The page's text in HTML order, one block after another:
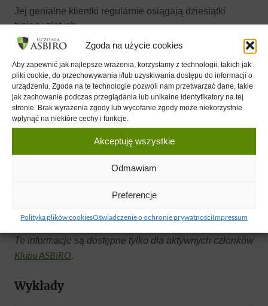
Zgoda na użycie cookies
Aby zapewnić jak najlepsze wrażenia, korzystamy z technologii, takich jak
pliki cookie, do przechowywania i/lub uzyskiwania dostępu do informacji o
urządzeniu. Zgoda na te technologie pozwoli nam przetwarzać dane, takie
jak zachowanie podczas przeglądania lub unikalne identyfikatory na tej
stronie. Brak wyrażenia zgody lub wycofanie zgody może niekorzystnie
wpłynąć na niektóre cechy i funkcje.
Akceptuję wszystkie
Odmawiam
Preferencje
Polityka plików cookiesOświadczenie o ochronie prywatnościImpressum
Jej genialne klientki regularnie osiągają dziesiątki
tysięcy złotych
miesięcznie i setki tysięcy złotych w kampaniach. Ale co
ważniejsze –
tworzą stabilne, przewidywalne biznesy, którymi już
zawsze wiedzą, jak
zarządzać.
Autorka podcastu „Mały biznes, wielkie efekty” i kanału
@italianamarketing.
Kontakt
Te informacje są dostępne tylko dla aktywnych członków
Klubu ASBiRO.
Wykłady